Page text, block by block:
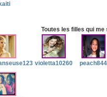
kaiti
Toutes les filles qui me
violetta10260 peach844